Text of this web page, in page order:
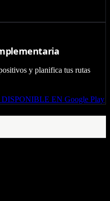
y planifica tus rutas
DISPONIBLE EN Google Play